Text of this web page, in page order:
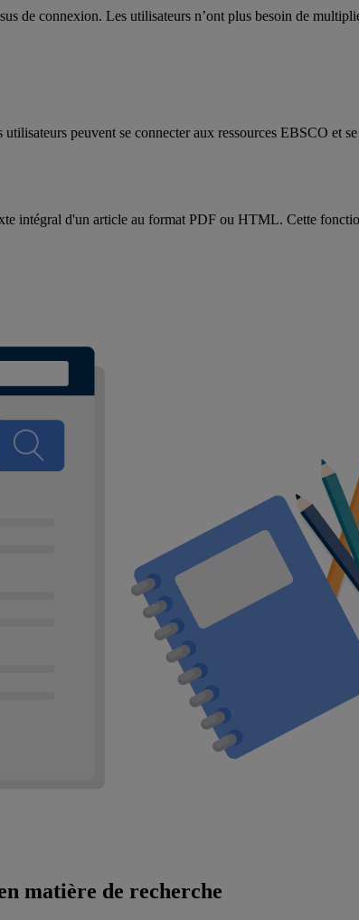
de connexion. Les utilisateurs n’ont plus besoin de
peuvent se connecter aux ressources EBSCO et
intégral d'un article au format PDF ou HTML. Cette
matière de recherche